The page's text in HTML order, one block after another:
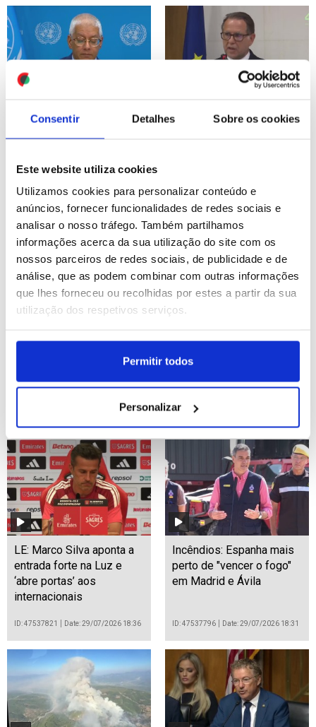
Consentir Detalhes Sobre os cookies
Este website utiliza cookies
Utilizamos cookies para personalizar conteúdo e
anúncios, fornecer funcionalidades de redes sociais e
analisar o nosso tráfego. Também partilhamos
informações acerca da sua utilização do site com os
nossos parceiros de redes sociais, de publicidade e de
análise, que as podem combinar com outras informações
que lhes forneceu ou recolhidas por estes a partir da sua
utilização dos respetivos serviços.
Permitir todos
Personalizar
Registados mais 5.500
ONU
ID: 47538949 Date: 29/07/2026 21:39
Luís Neves diz que se
ID: 47538571 Date: 29/07/2026 20:30
Lucro do BCP sobe quase
13% para 565,8 ME no 1.º
Date: 29/07/2026 20:28
LE: Marco Silva aponta a
entrada forte na Luz e
internacionais (editado)
ID: 47537998
LE: Marco Silva aponta a
entrada forte na Luz e
‘abre portas’ aos
internacionais
ID: 47537821 Date: 29/07/2026 18:36
Incêndios: Espanha mais
perto de "vencer o fogo"
em Madrid e Ávila
ID: 47537796 Date: 29/07/2026 18:31